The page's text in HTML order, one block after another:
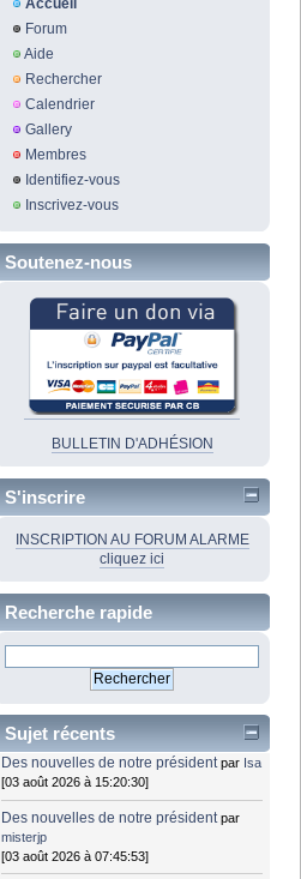
Accueil
Forum
Aide
Rechercher
Calendrier
Gallery
Membres
Identifiez-vous
Inscrivez-vous
Soutenez-nous
BULLETIN D'ADHÉSION
S'inscrire
INSCRIPTION AU FORUM ALARME
cliquez ici
Recherche rapide
Sujet récents
Des nouvelles de notre président par Isa
[03 août 2026 à 15:20:30]
Des nouvelles de notre président par
misterjp
[03 août 2026 à 07:45:53]